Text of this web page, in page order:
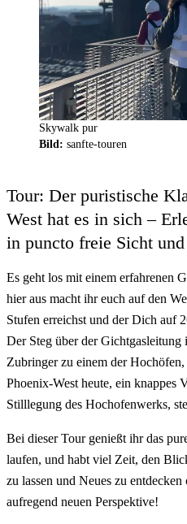
Skywalk pur
Bild: sanfte-touren
Tour: Der puristische
West hat es in sich –
in puncto freie Sicht
Es geht los mit einem erfahrenen
hier aus macht ihr euch auf den
Stufen erreichst und der Dich auf
Der Steg über der Gichtgasleitung
Zubringer zu einem der
Phoenix-West heute, ein knappes
Stilllegung des Hochofenwerks,
Bei dieser Tour genießt ihr das
laufen, und habt viel Zeit, den
zu lassen und Neues zu
aufregend neuen Perspektive!